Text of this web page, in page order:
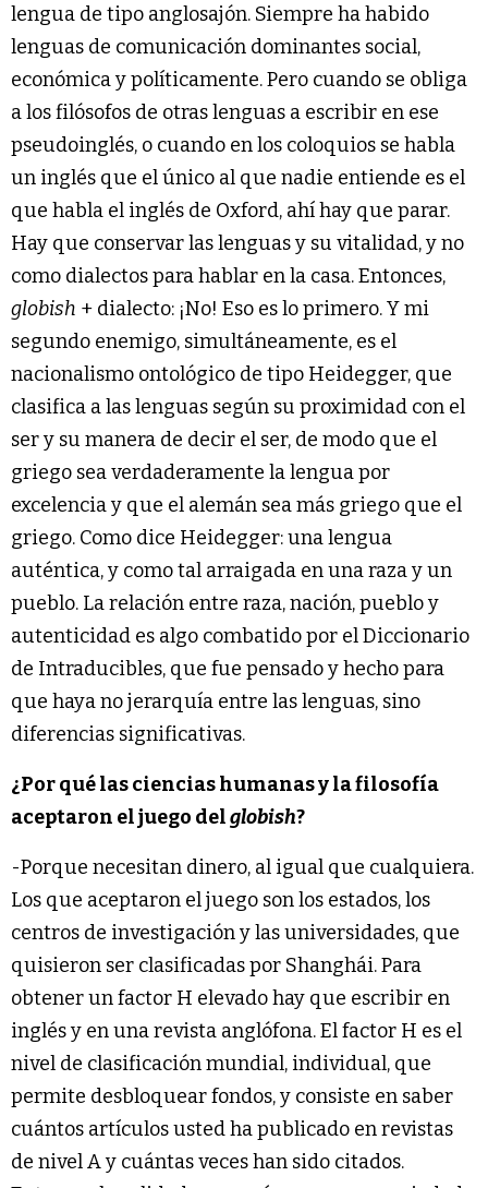
lengua de tipo anglosajón. Siempre ha habido
lenguas de comunicación dominantes social,
económica y políticamente. Pero cuando se obliga
a los filósofos de otras lenguas a escribir en ese
pseudoinglés, o cuando en los coloquios se habla
un inglés que el único al que nadie entiende es el
que habla el inglés de Oxford, ahí hay que parar.
Hay que conservar las lenguas y su vitalidad, y no
como dialectos para hablar en la casa. Entonces,
globish + dialecto: ¡No! Eso es lo primero. Y mi
segundo enemigo, simultáneamente, es el
nacionalismo ontológico de tipo Heidegger, que
clasifica a las lenguas según su proximidad con el
ser y su manera de decir el ser, de modo que el
griego sea verdaderamente la lengua por
excelencia y que el alemán sea más griego que el
griego. Como dice Heidegger: una lengua
auténtica, y como tal arraigada en una raza y un
pueblo. La relación entre raza, nación, pueblo y
autenticidad es algo combatido por el Diccionario
de Intraducibles, que fue pensado y hecho para
que haya no jerarquía entre las lenguas, sino
diferencias significativas.
¿Por qué las ciencias humanas y la filosofía
aceptaron el juego delglobish?
-Porque necesitan dinero, al igual que cualquiera.
Los que aceptaron el juego son los estados, los
centros de investigación y las universidades, que
quisieron ser clasificadas por Shanghái. Para
obtener un factor H elevado hay que escribir en
inglés y en una revista anglófona. El factor H es el
nivel de clasificación mundial, individual, que
permite desbloquear fondos, y consiste en saber
cuántos artículos usted ha publicado en revistas
de nivel A y cuántas veces han sido citados.